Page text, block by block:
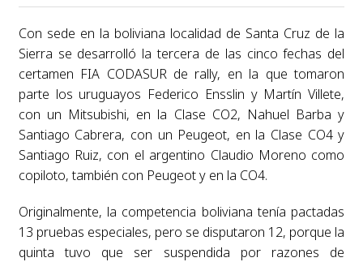
Con sede en la boliviana localidad de Santa Cruz de la
Sierra se desarrolló la tercera de las cinco fechas del
certamen FIA CODASUR de rally, en la que tomaron
parte los uruguayos Federico Ensslin y Martín Villete,
con un Mitsubishi, en la Clase CO2, Nahuel Barba y
Santiago Cabrera, con un Peugeot, en la Clase CO4 y
Santiago Ruiz, con el argentino Claudio Moreno como
copiloto, también con Peugeot y en la CO4.
Originalmente, la competencia boliviana tenía pactadas
13 pruebas especiales, pero se disputaron 12, porque la
quinta tuvo que ser suspendida por razones de